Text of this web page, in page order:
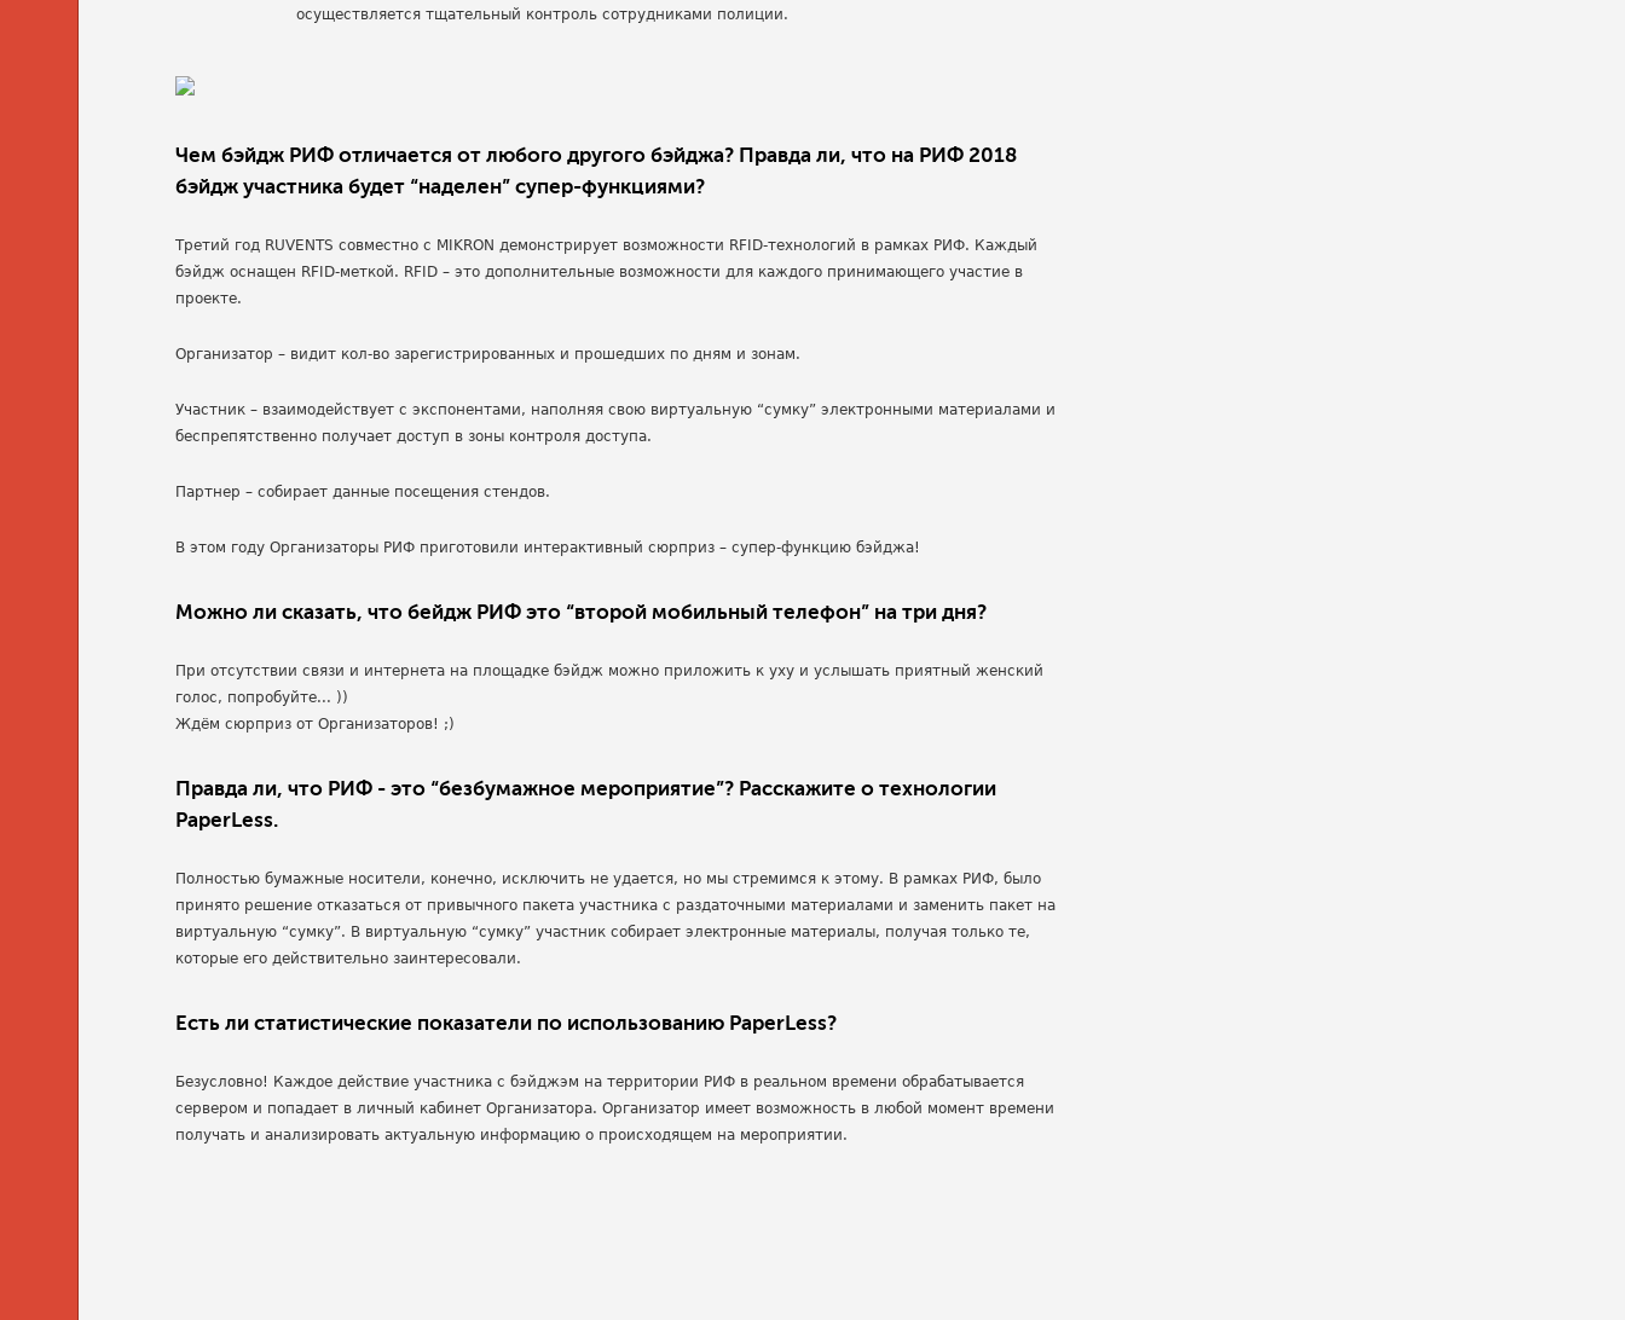
осуществляется тщательный контроль сотрудниками полиции.
Чем бэйдж РИФ отличается от любого другого бэйджа? Правда ли, что на РИФ 2018
бэйдж участника будет “наделен” супер-функциями?
Третий год RUVENTS совместно с MIKRON демонстрирует возможности RFID-технологий в рамках РИФ. Каждый
бэйдж оснащен RFID-меткой. RFID – это дополнительные возможности для каждого принимающего участие в
проекте.
Организатор – видит кол-во зарегистрированных и прошедших по дням и зонам.
Участник – взаимодействует с экспонентами, наполняя свою виртуальную “сумку” электронными материалами и
беспрепятственно получает доступ в зоны контроля доступа.
Партнер – собирает данные посещения стендов.
В этом году Организаторы РИФ приготовили интерактивный сюрприз – супер-функцию бэйджа!
Можно ли сказать, что бейдж РИФ это “второй мобильный телефон” на три дня?
При отсутствии связи и интернета на площадке бэйдж можно приложить к уху и услышать приятный женский
голос, попробуйте... ))
Ждём сюрприз от Организаторов! ;)
Правда ли, что РИФ - это “безбумажное мероприятие”? Расскажите о технологии
PaperLess.
Полностью бумажные носители, конечно, исключить не удается, но мы стремимся к этому. В рамках РИФ, было
принято решение отказаться от привычного пакета участника с раздаточными материалами и заменить пакет на
виртуальную “сумку”. В виртуальную “сумку” участник собирает электронные материалы, получая только те,
которые его действительно заинтересовали.
Есть ли статистические показатели по использованию PaperLess?
Безусловно! Каждое действие участника с бэйджэм на территории РИФ в реальном времени обрабатывается
сервером и попадает в личный кабинет Организатора. Организатор имеет возможность в любой момент времени
получать и анализировать актуальную информацию о происходящем на мероприятии.